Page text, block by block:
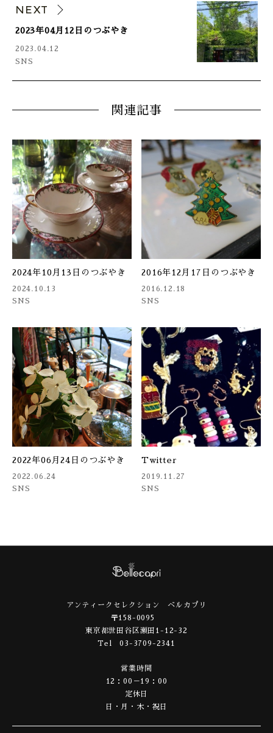
NEXT
2023年04月12日のつぶやき
2023.04.12
SNS
関連記事
2024年10月13日のつぶやき
2024.10.13
SNS
2016年12月17日のつぶやき
2016.12.18
SNS
2022年06月24日のつぶやき
2022.06.24
SNS
Twitter
2019.11.27
SNS
アンティークセレクション ベルカプリ
〒158-0095
東京都世田谷区瀬田1-12-32
Tel 03-3709-2341
営業時間
12：00－19：00
定休日
日・月・木・祝日